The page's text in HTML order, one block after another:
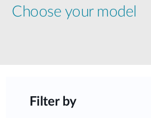
Choose your model
Filter by